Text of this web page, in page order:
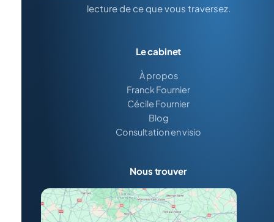
lecture de ce que vous traversez.
Le cabinet
À propos
Franck Fournier
Cécile Fournier
Blog
Consultation en visio
Nous trouver